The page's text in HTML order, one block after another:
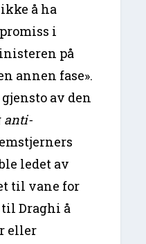
å ha
i
på
annen fase».
av den
anti-
ledet av
til vane for
Draghi å
eller